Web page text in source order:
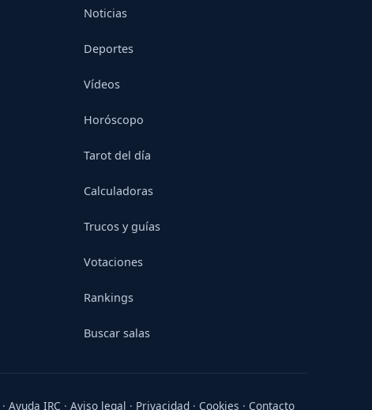
Noticias
Deportes
Vídeos
Horóscopo
Tarot del día
Calculadoras
Trucos y guías
Votaciones
Rankings
Buscar salas
· Ayuda IRC · Aviso legal · Privacidad · Cookies · Contacto